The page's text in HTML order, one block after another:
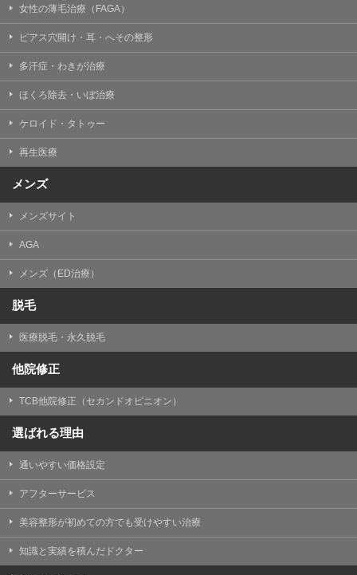
女性の薄毛治療（FAGA）
ピアス穴開け・耳・へその整形
多汗症・わきが治療
ほくろ除去・いぼ治療
ケロイド・タトゥー
再生医療
メンズ
メンズサイト
AGA
メンズ（ED治療）
脱毛
医療脱毛・永久脱毛
他院修正
TCB他院修正（セカンドオピニオン）
選ばれる理由
通いやすい価格設定
アフターサービス
美容整形が初めての方でも受けやすい治療
知識と実績を積んだドクター